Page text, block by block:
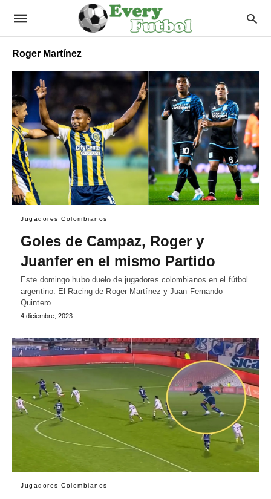
Roger Martínez
Jugadores Colombianos
Goles de Campaz, Roger y
Juanfer en el mismo Partido
Este domingo hubo duelo de jugadores colombianos en el fútbol
argentino. El Racing de Roger Martínez y Juan Fernando
Quintero…
4 diciembre, 2023
Jugadores Colombianos